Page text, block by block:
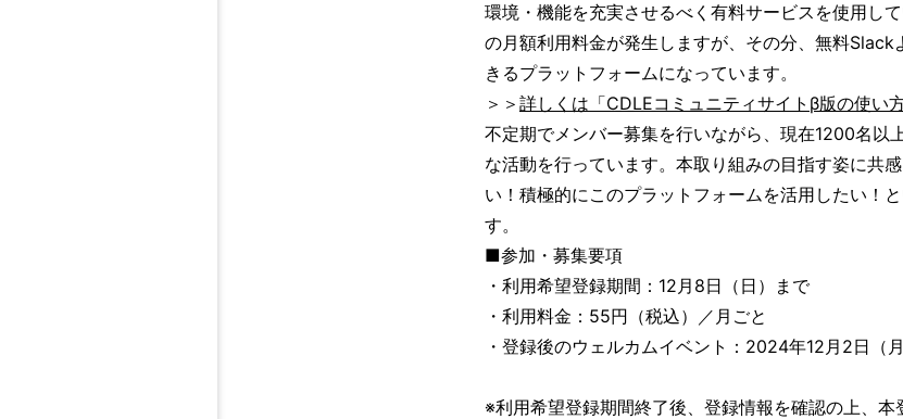
環境・機能を充実させるべく有料サービスを使用し
の月額利用料金が発生しますが、その分、無料
きるプラットフォームになっています。
＞＞ 詳しくは「CDLEコミュニティサイトβ版の使い
不定期でメンバー募集を行いながら、現在1200名以
な活動を行っています。本取り組みの目指す姿に共
い！積極的にこのプラットフォームを活用したい！
す。
■参加・募集要項
・利用希望登録期間：12月8日（日）まで
・利用料金：55円（税込）／月ごと
・登録後のウェルカムイベント：2024年12月2日（
※利用希望登録期間終了後、登録情報を確認の上、